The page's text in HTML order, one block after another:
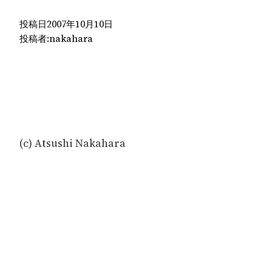
投稿日2007年10月10日
投稿者:nakahara
(c) Atsushi Nakahara